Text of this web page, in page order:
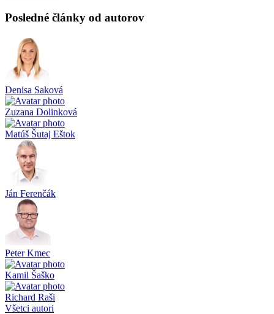
Posledné články od autorov
Denisa Saková
Zuzana Dolinková
Matúš Šutaj Eštok
Ján Ferenčák
Peter Kmec
Kamil Šaško
Richard Raši
Všetci autori